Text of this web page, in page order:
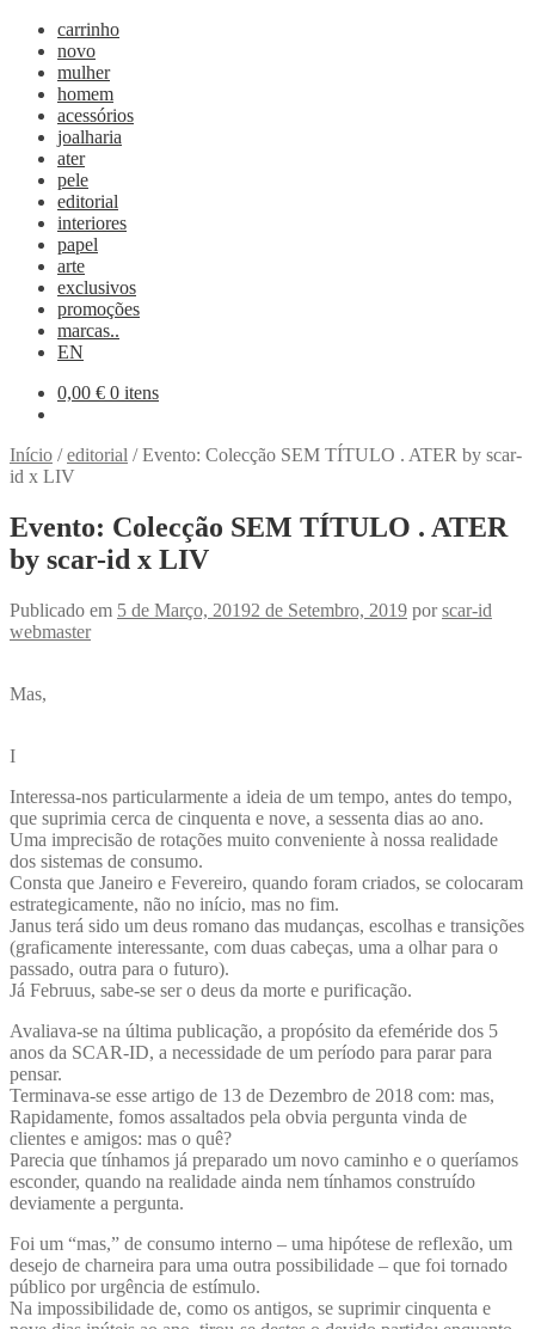
carrinho
novo
mulher
homem
acessórios
joalharia
ater
pele
editorial
interiores
papel
arte
exclusivos
promoções
marcas..
EN
0,00 € 0 itens
Início /editorial /Evento: Colecção SEM TÍTULO . ATER by scar-
id x LIV
Evento: Colecção SEM TÍTULO . ATER
by scar-id x LIV
Publicado em 5 de Março, 20192 de Setembro, 2019 porscar-id
webmaster
Mas,
I
Interessa-nos particularmente a ideia de um tempo, antes do tempo,
que suprimia cerca de cinquenta e nove, a sessenta dias ao ano.
Uma imprecisão de rotações muito conveniente à nossa realidade
dos sistemas de consumo.
Consta que Janeiro e Fevereiro, quando foram criados, se colocaram
estrategicamente, não no início, mas no fim.
Janus terá sido um deus romano das mudanças, escolhas e transições
(graficamente interessante, com duas cabeças, uma a olhar para o
passado, outra para o futuro).
Já Februus, sabe-se ser o deus da morte e purificação.
Avaliava-se na última publicação, a propósito da efeméride dos 5
anos da SCAR-ID, a necessidade de um período para parar para
pensar.
Terminava-se esse artigo de 13 de Dezembro de 2018 com: mas,
Rapidamente, fomos assaltados pela obvia pergunta vinda de
clientes e amigos: mas o quê?
Parecia que tínhamos já preparado um novo caminho e o queríamos
esconder, quando na realidade ainda nem tínhamos construído
deviamente a pergunta.
Foi um “mas,” de consumo interno – uma hipótese de reflexão, um
desejo de charneira para uma outra possibilidade – que foi tornado
público por urgência de estímulo.
Na impossibilidade de, como os antigos, se suprimir cinquenta e